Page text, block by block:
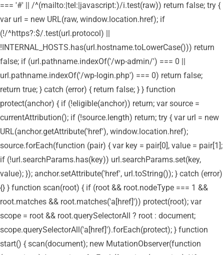
=== '#' || /^(mailto:|tel:|javascript:)/i.test(raw)) return false; try {
var url = new URL(raw, window.location.href); if
(!/^https?:$/.test(url.protocol) ||
!INTERNAL_HOSTS.has(url.hostname.toLowerCase())) return
false; if (url.pathname.indexOf('/wp-admin/') === 0 ||
url.pathname.indexOf('/wp-login.php') === 0) return false;
return true; } catch (error) { return false; } } function
protect(anchor) { if (!eligible(anchor)) return; var source =
currentAttribution(); if (!source.length) return; try { var url = new
URL(anchor.getAttribute('href'), window.location.href);
source.forEach(function (pair) { var key = pair[0], value = pair[1];
if (!url.searchParams.has(key)) url.searchParams.set(key,
value); }); anchor.setAttribute('href', url.toString()); } catch (error)
{} } function scan(root) { if (root && root.nodeType === 1 &&
root.matches && root.matches('a[href]')) protect(root); var
scope = root && root.querySelectorAll ? root : document;
scope.querySelectorAll('a[href]').forEach(protect); } function
start() { scan(document); new MutationObserver(function